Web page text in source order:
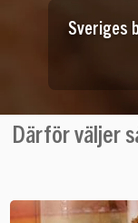
Sveriges
Därför väljer